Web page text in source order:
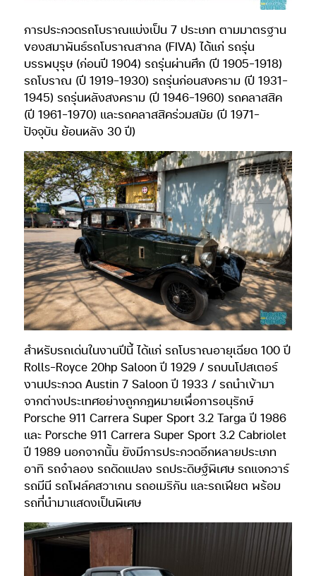
การประกวดรถโบราณแบ่งเป็น 7 ประเภท ตามมาตรฐาน
ของสมาพันธ์รถโบราณสากล (FIVA) ได้แก่ รถรุ่น
บรรพบุรุษ (ก่อนปี 1904) รถรุ่นผ่านศึก (ปี 1905-1918)
รถโบราณ (ปี 1919-1930) รถรุ่นก่อนสงคราม (ปี 1931-
1945) รถรุ่นหลังสงคราม (ปี 1946-1960) รถคลาสสิค
(ปี 1961-1970) และรถคลาสสิคร่วมสมัย (ปี 1971-
ปัจจุบัน ย้อนหลัง 30 ปี)
สำหรับรถเด่นในงานปีนี้ ได้แก่ รถโบราณอายุเฉียด 100 ปี
Rolls-Royce 20hp Saloon ปี 1929 / รถบนโปสเตอร์
งานประกวด Austin 7 Saloon ปี 1933 / รถนำเข้ามา
จากต่างประเทศอย่างถูกกฎหมายเพื่อการอนุรักษ์
Porsche 911 Carrera Super Sport 3.2 Targa ปี 1986
และ Porsche 911 Carrera Super Sport 3.2 Cabriolet
ปี 1989 นอกจากนั้น ยังมีการประกวดอีกหลายประเภท
อาทิ รถจำลอง รถดัดแปลง รถประดิษฐ์พิเศษ รถแจกวาร์
รถมีนี รถโฟล์คสวาเกน รถอเมริกัน และรถเฟียต พร้อม
รถที่นำมาแสดงเป็นพิเศษ